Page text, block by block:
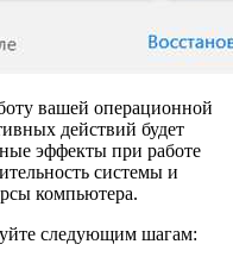
вашей операционной
действий будет
эффекты при работе
системы и
компьютера.
следующим шагам: